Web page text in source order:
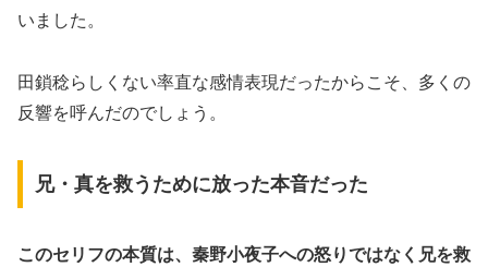
いました。
田鎖稔らしくない率直な感情表現だったからこそ、多くの
反響を呼んだのでしょう。
兄・真を救うために放った本音だった
このセリフの本質は、秦野小夜子への怒りではなく兄を救